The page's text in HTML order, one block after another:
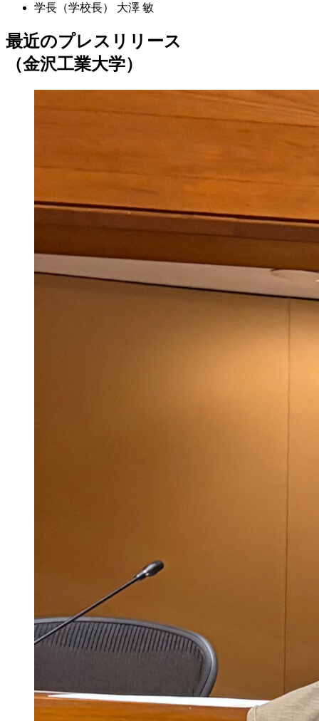
学長（学校長）
大澤 敏
最近のプレスリリース
（金沢工業大学）